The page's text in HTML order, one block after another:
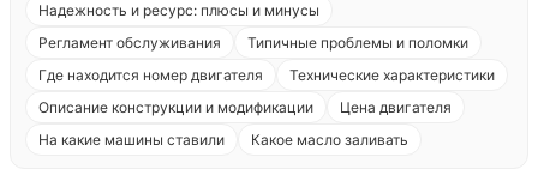
Надежность и ресурс: плюсы и минусы
Регламент обслуживания
Типичные проблемы и поломки
Где находится номер двигателя
Технические характеристики
Описание конструкции и модификации
Цена двигателя
На какие машины ставили
Какое масло заливать